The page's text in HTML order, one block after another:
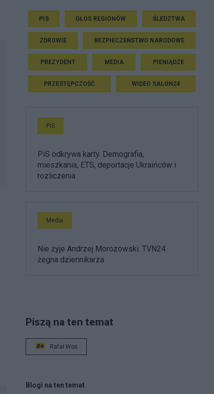
PIS GŁOS REGIONÓW ŚLEDZTWA
ZDROWIE BEZPIECZEŃSTWO NARODOWE
PREZYDENT MEDIA PIENIĄDZE
PRZESTĘPCZOŚĆ WIDEO SALON24
PiS
PiS odkrywa karty. Demografia,
mieszkania, ETS, deportacje Ukraińców i
rozliczenia
Media
Nie żyje Andrzej Morozowski. TVN24
żegna dziennikarza
Piszą na ten temat
Rafał Woś
Blogi na ten temat